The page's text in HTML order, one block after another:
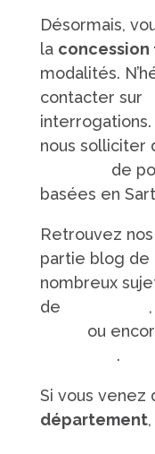
Désormais,
la concession
modalités.
contacter sur
nous solliciter
de
basées en
Retrouvez
partie blog de
nombreux
de
ou
.
Si vous venez
département